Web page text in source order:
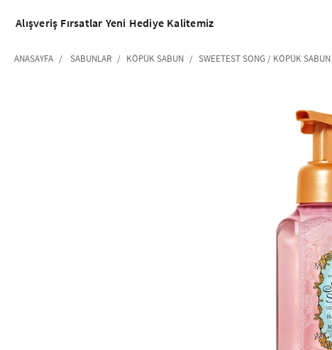
Alışveriş Fırsatlar Yeni Hediye Kalitemiz
ANASAYFA SABUNLAR KÖPÜK SABUN SWEETEST SONG / KÖPÜK SABUN